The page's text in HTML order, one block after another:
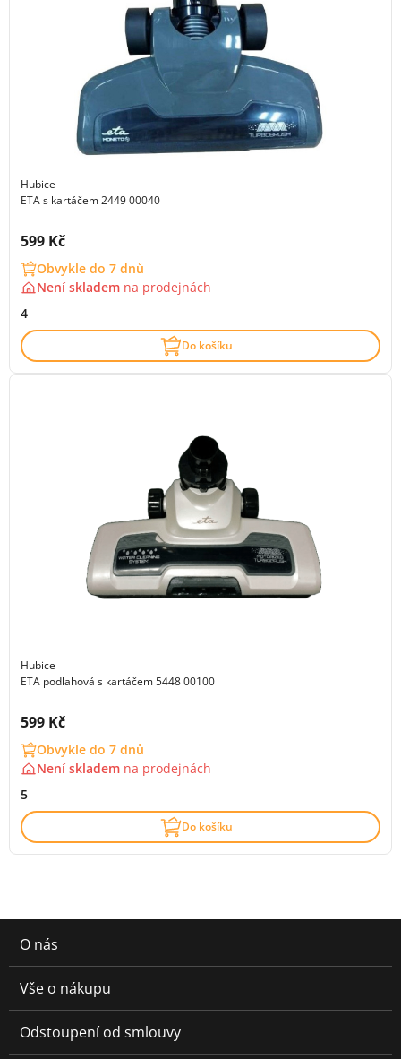
Hubice
ETA s kartáčem 2449 00040
Cena s DPH:
599 Kč
Obvykle do 7 dnů
Není skladem na prodejnách
4
Do košíku
Hubice
ETA podlahová s kartáčem 5448 00100
Cena s DPH:
599 Kč
Obvykle do 7 dnů
Není skladem na prodejnách
5
Do košíku
O nás
Vše o nákupu
Odstoupení od smlouvy